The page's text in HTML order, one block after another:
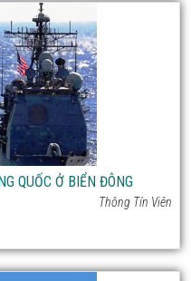
QUỐC Ở BIỂN ĐÔNG
Thông Tín Viên